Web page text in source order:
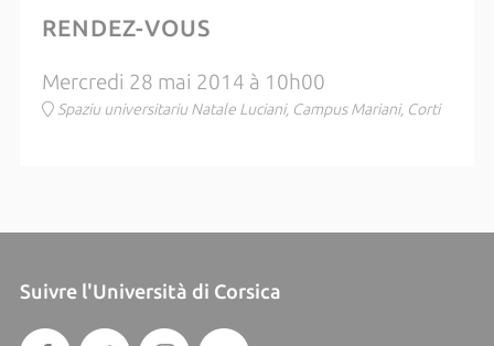
RENDEZ-VOUS
Mercredi 28 mai 2014 à 10h00
Spaziu universitariu Natale Luciani, Campus Mariani, Corti
Suivre l'Università di Corsica